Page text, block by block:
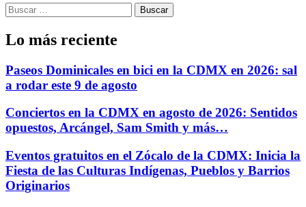
Buscar:
Lo más reciente
Paseos Dominicales en bici en la CDMX en 2026: sal
a rodar este 9 de agosto
Conciertos en la CDMX en agosto de 2026: Sentidos
opuestos, Arcángel, Sam Smith y más…
Eventos gratuitos en el Zócalo de la CDMX: Inicia la
Fiesta de las Culturas Indígenas, Pueblos y Barrios
Originarios